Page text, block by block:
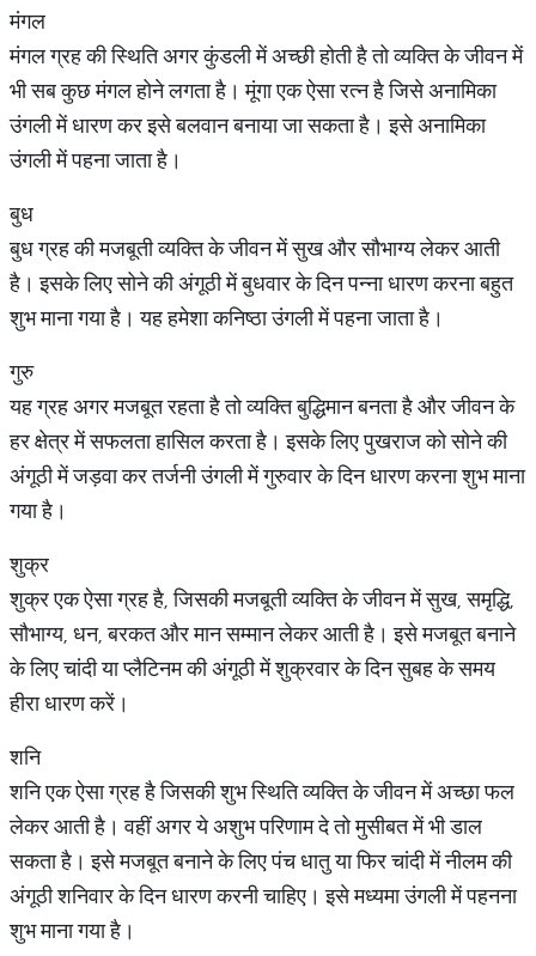
मंगल
मंगल ग्रह की स्थिति अगर कुंडली में अच्छी होती है तो व्यक्ति के जीवन में
भी सब कुछ मंगल होने लगता है। मूंगा एक ऐसा रत्न है जिसे अनामिका
उंगली में धारण कर इसे बलवान बनाया जा सकता है। इसे अनामिका
उंगली में पहना जाता है।
बुध
बुध ग्रह की मजबूती व्यक्ति के जीवन में सुख और सौभाग्य लेकर आती
है। इसके लिए सोने की अंगूठी में बुधवार के दिन पन्ना धारण करना बहुत
शुभ माना गया है। यह हमेशा कनिष्ठा उंगली में पहना जाता है।
गुरु
यह ग्रह अगर मजबूत रहता है तो व्यक्ति बुद्धिमान बनता है और जीवन के
हर क्षेत्र में सफलता हासिल करता है। इसके लिए पुखराज को सोने की
अंगूठी में जड़वा कर तर्जनी उंगली में गुरुवार के दिन धारण करना शुभ माना
गया है।
शुक्र
शुक्र एक ऐसा ग्रह है, जिसकी मजबूती व्यक्ति के जीवन में सुख, समृद्धि,
सौभाग्य, धन, बरकत और मान सम्मान लेकर आती है। इसे मजबूत बनाने
के लिए चांदी या प्लैटिनम की अंगूठी में शुक्रवार के दिन सुबह के समय
हीरा धारण करें।
शनि
शनि एक ऐसा ग्रह है जिसकी शुभ स्थिति व्यक्ति के जीवन में अच्छा फल
लेकर आती है। वहीं अगर ये अशुभ परिणाम दे तो मुसीबत में भी डाल
सकता है। इसे मजबूत बनाने के लिए पंच धातु या फिर चांदी में नीलम की
अंगूठी शनिवार के दिन धारण करनी चाहिए। इसे मध्यमा उंगली में पहनना
शुभ माना गया है।